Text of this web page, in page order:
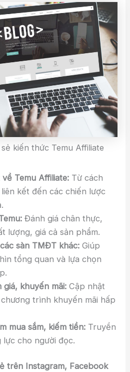
kiến thức Temu Affiliate
Temu Affiliate: Từ cách
kết đến các chiến lược
Đánh giá chân thực,
lượng, giá cả sản phẩm.
sàn TMĐT khác: Giúp
tổng quan và lựa chọn
giá, khuyến mãi: Cập nhật
trình khuyến mãi hấp
mua sắm, kiếm tiền: Truyền
lực cho người đọc.
trên Instagram, Facebook